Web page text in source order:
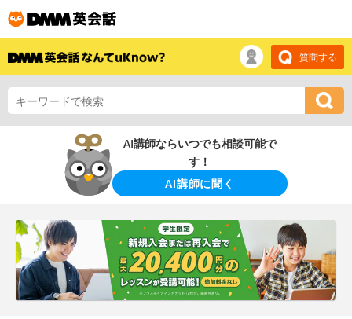
質問する
AI講師ならいつでも相談可能で
す！
AI講師に聞く